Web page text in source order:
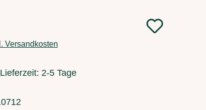
Versandkosten
2-5 Tage